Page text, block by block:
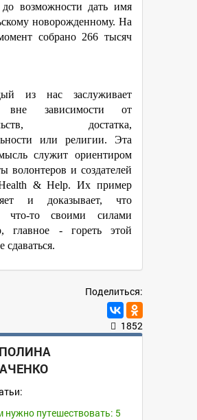
возможности дать имя
новорожденному. На
собрано 266 тысяч
из нас заслуживает
вне зависимости от
достатка,
или религии. Эта
служит ориентиром
волонтеров и создателей
& Help. Их пример
и доказывает, что
что-то своими силами
главное - гореть этой
сдаваться.
Поделиться:
1852
ПОЛИНА
нужно путешествовать: 5